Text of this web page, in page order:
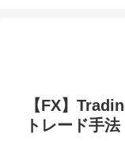
【FX】
トレード手法